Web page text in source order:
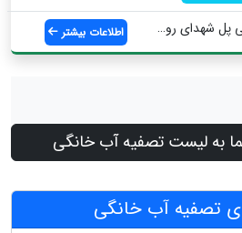
روحانی ... اطلاعات بیشتر
به لیست تصفیه آب خانگی
تصفیه آب خانگی